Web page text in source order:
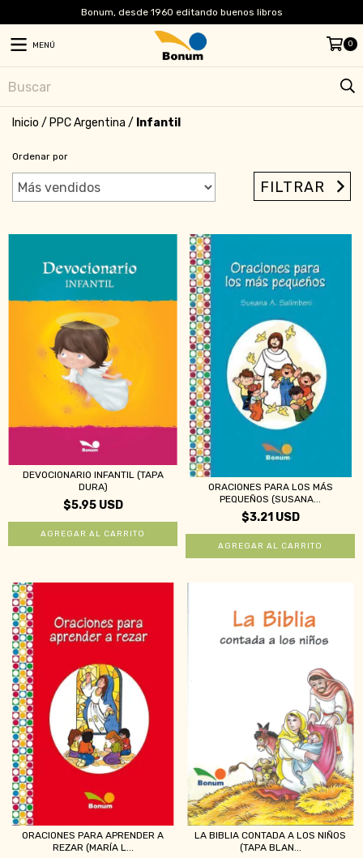
Bonum, desde 1960 editando buenos libros
MENÚ 0
Inicio / PPC Argentina / Infantil
Ordenar por
FILTRAR
DEVOCIONARIO INFANTIL (TAPA
DURA)
$5.95 USD
ORACIONES PARA LOS MÁS
PEQUEÑOS (SUSANA...
$3.21 USD
ORACIONES PARA APRENDER A
REZAR (MARÍA L...
LA BIBLIA CONTADA A LOS NIÑOS
(TAPA BLAN...